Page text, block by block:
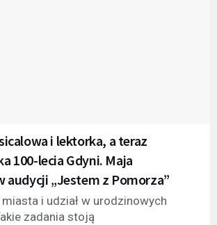
i lektorka, a teraz
100-lecia Gdyni. Maja
audycji „Jestem z Pomorza”
i udział w urodzinowych
zadania stoją